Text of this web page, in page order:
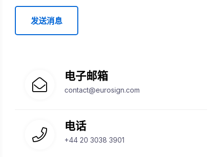
电子邮箱
contact@eurosign.com
电话
+44 20 3038 3901
发送消息